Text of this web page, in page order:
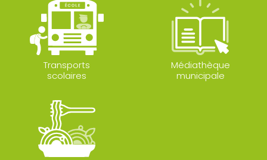
Transports
scolaires
Médiathèque
municipale